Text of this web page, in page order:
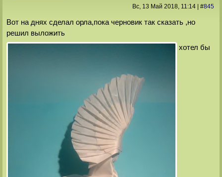
Вс, 13 Май 2018, 11:14| #845
Вот на днях сделал орла,пока черновик так сказать ,но
решил выложить
хотел бы